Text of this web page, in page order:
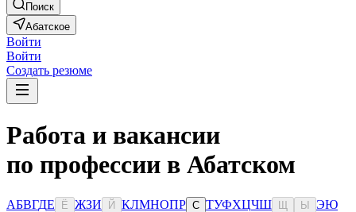
Поиск
Абатское
Войти
Войти
Создать резюме
Работа и вакансии
по профессии в Абатском
АБВГДЕ Ё ЖЗИ Й КЛМНОПР С ТУФХЦЧШ Ы ЭЮ